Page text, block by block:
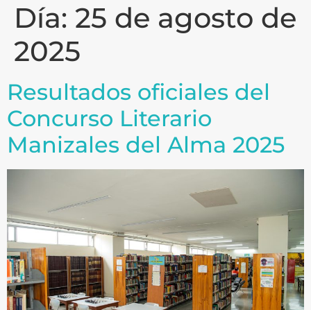
Día: 25 de agosto de
2025
Resultados oficiales del
Concurso Literario
Manizales del Alma 2025